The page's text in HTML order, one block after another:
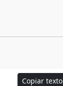
Copiar texto